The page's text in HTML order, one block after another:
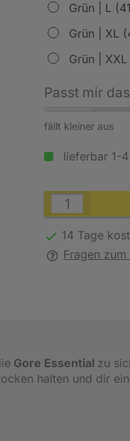
Grün | L
Grün | XL
Grün |
Passt mir
fällt kleiner aus
lieferbar 1-
14 Tage
Fragen
Gore Essential zu
halten und dir